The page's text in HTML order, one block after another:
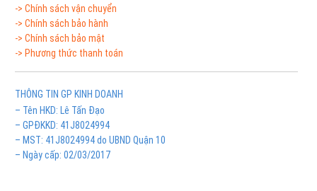
-> Chính sách vận chuyển
-> Chính sách bảo hành
-> Chính sách bảo mật
-> Phương thức thanh toán
THÔNG TIN GP KINH DOANH
– Tên HKD: Lê Tấn Đạo
– GPĐKKD: 41J8024994
– MST: 41J8024994 do UBND Quận 10
– Ngày cấp: 02/03/2017